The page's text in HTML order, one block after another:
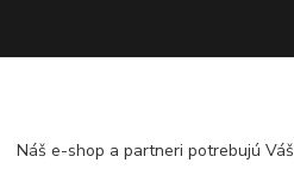
Náš e-shop a partneri potrebujú Váš